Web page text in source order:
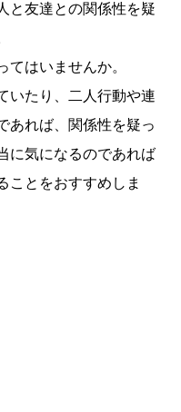
と友達との関係性を疑
はいませんか。
いたり、二人行動や連
あれば、関係性を疑っ
に気になるのであれば
ことをおすすめしま